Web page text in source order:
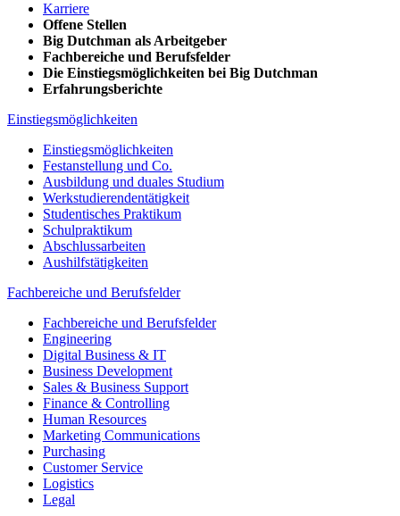
Karriere
Offene Stellen
Big Dutchman als Arbeitgeber
Fachbereiche und Berufsfelder
Die Einstiegsmöglichkeiten bei Big Dutchman
Erfahrungsberichte
Einstiegsmöglichkeiten
Einstiegsmöglichkeiten
Festanstellung und Co.
Ausbildung und duales Studium
Werkstudierendentätigkeit
Studentisches Praktikum
Schulpraktikum
Abschlussarbeiten
Aushilfstätigkeiten
Fachbereiche und Berufsfelder
Fachbereiche und Berufsfelder
Engineering
Digital Business & IT
Business Development
Sales & Business Support
Finance & Controlling
Human Resources
Marketing Communications
Purchasing
Customer Service
Logistics
Legal